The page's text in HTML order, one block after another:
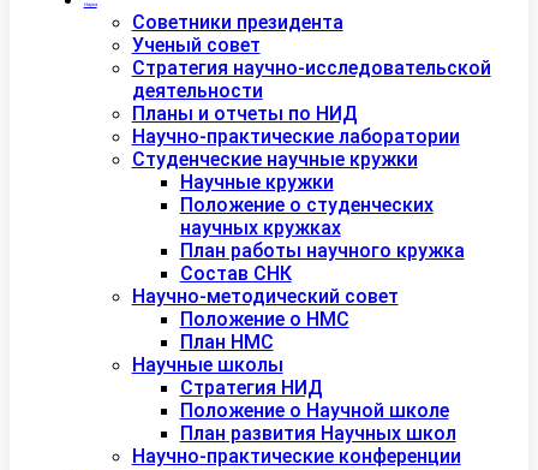
Наука
Советники президента
Ученый совет
Стратегия научно-исследовательской
деятельности
Планы и отчеты по НИД
Научно-практические лаборатории
Студенческие научные кружки
Научные кружки
Положение о студенческих
научных кружках
План работы научного кружка
Состав СНК
Научно-методический совет
Положение о НМС
План НМС
Научные школы
Стратегия НИД
Положение о Научной школе
План развития Научных школ
Научно-практические конференции